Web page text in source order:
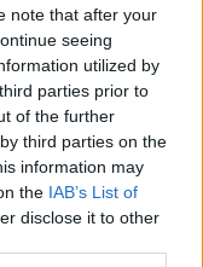
note that after your
seeing
utilized by
parties prior to
of the further
third parties on the
information may
the IAB’s List of
disclose it to other
Frecuencia
en el resto de
Jaén
Distribución
variada
Complement
ario o
anecdótico